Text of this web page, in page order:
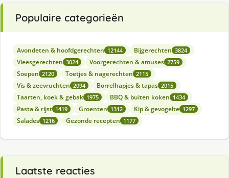
Populaire categorieën
Avondeten & hoofdgerechten 12144 Bijgerechten 3824
Vleesgerechten 3024 Voorgerechten & amuses 2759
Soepen 2120 Toetjes & nagerechten 2115
Vis & zeevruchten 2094 Borrelhapjes & tapas 2015
Taarten, koek & gebak 1975 BBQ & buiten koken 1434
Pasta & rijst 1419 Groenten 1312 Kip & gevogelte 1297
Salades 1216 Gezonde recepten 1177
Laatste reacties